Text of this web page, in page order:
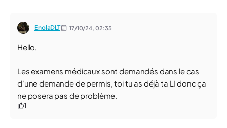
EnolaDLT 17/10/24, 02:35
Hello,
Les examens médicaux sont demandés dans le cas
d'une demande de permis, toi tu as déjà ta LI donc ça
ne posera pas de problème.
1